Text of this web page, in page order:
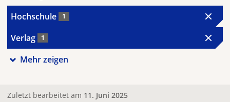
Hochschule 1
Verlag 1
Mehr zeigen
Zuletzt bearbeitet am 11. Juni 2025